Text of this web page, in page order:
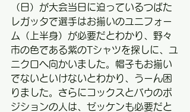
（日）が大会当日に迫っているつばた
レガッタで選手はお揃いのユニフォー
ム（上半身）が必要だとわかり、野々
市の色である紫のTシャツを探しに、ユ
ニクロへ向かいました。帽子もお揃い
でないといけないとわかり、うーん困
りました。さらにコックスとバウのポ
ジションの人は、ゼッケンも必要だと